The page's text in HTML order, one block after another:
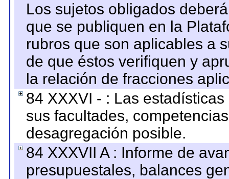
Los sujetos obligados
que se publiquen en la
rubros que son aplicables a
de que éstos verifiquen y
la relación de fracciones
84 XXXVI - : Las
sus facultades,
desagregación posible.
84 XXXVII A : Informe de
presupuestales, balances